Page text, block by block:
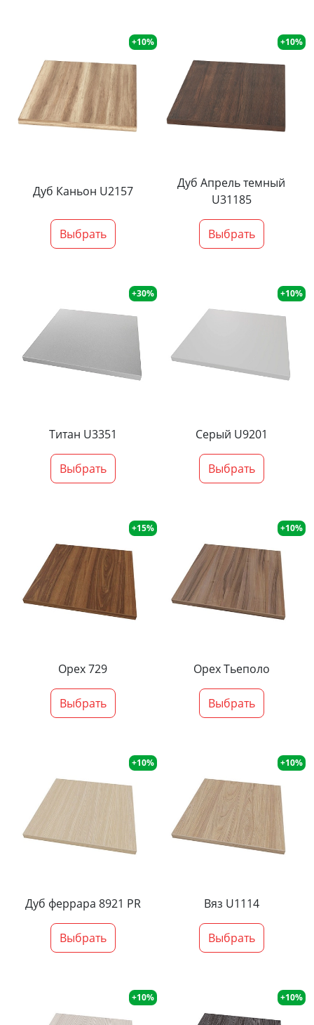
+10%
Дуб Каньон U2157
Выбрать
+10%
Дуб Апрель темный
U31185
Выбрать
+30%
Титан U3351
Выбрать
+10%
Серый U9201
Выбрать
+15%
Орех 729
Выбрать
+10%
Орех Тьеполо
Выбрать
+10%
Дуб феррара 8921 PR
Выбрать
+10%
Вяз U1114
Выбрать
+10% +10%